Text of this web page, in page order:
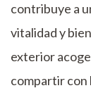
contribuye a
vitalidad y
exterior
compartir con